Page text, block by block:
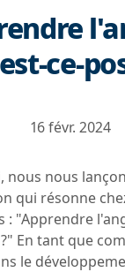
ce-
16 févr. 2024
nous nous
qui résonne
: "Apprendre
En tant que
le